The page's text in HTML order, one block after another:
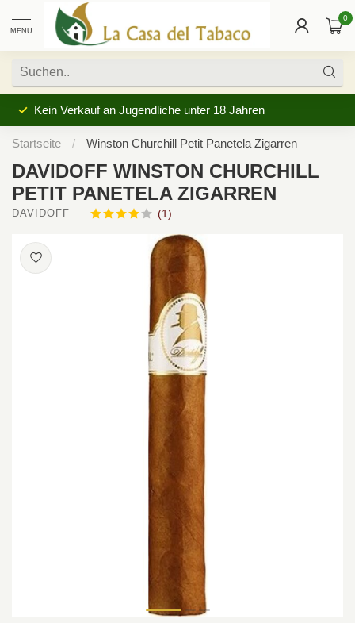
MENU
0
Kein Verkauf an Jugendliche unter 18 Jahren
Startseite / Winston Churchill Petit Panetela Zigarren
DAVIDOFF WINSTON CHURCHILL
PETIT PANETELA ZIGARREN
DAVIDOFF (1)